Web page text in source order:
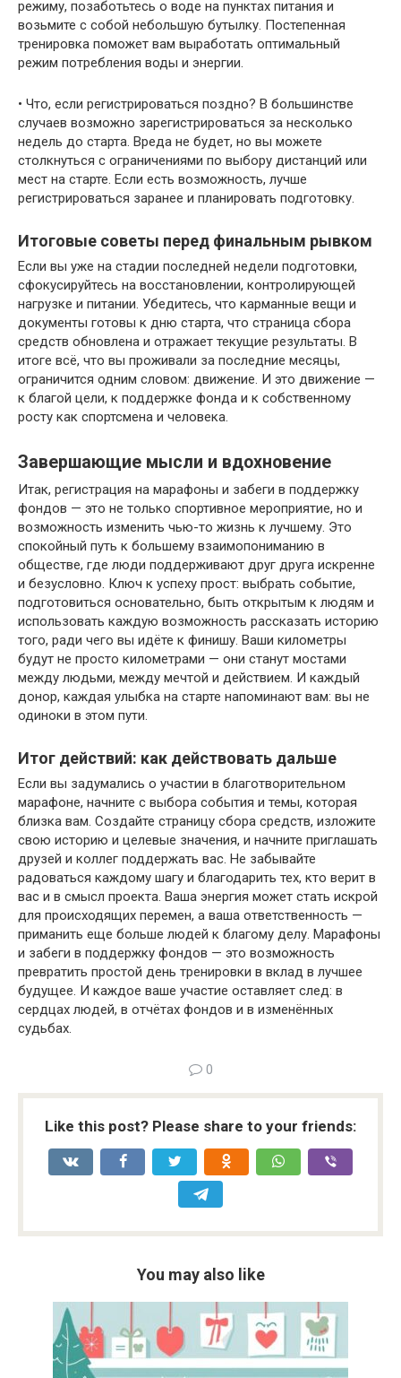
режиму, позаботьтесь о воде на пунктах питания и
возьмите с собой небольшую бутылку. Постепенная
тренировка поможет вам выработать оптимальный
режим потребления воды и энергии.
• Что, если регистрироваться поздно? В большинстве
случаев возможно зарегистрироваться за несколько
недель до старта. Вреда не будет, но вы можете
столкнуться с ограничениями по выбору дистанций или
мест на старте. Если есть возможность, лучше
регистрироваться заранее и планировать подготовку.
Итоговые советы перед финальным рывком
Если вы уже на стадии последней недели подготовки,
сфокусируйтесь на восстановлении, контролирующей
нагрузке и питании. Убедитесь, что карманные вещи и
документы готовы к дню старта, что страница сбора
средств обновлена и отражает текущие результаты. В
итоге всё, что вы проживали за последние месяцы,
ограничится одним словом: движение. И это движение —
к благой цели, к поддержке фонда и к собственному
росту как спортсмена и человека.
Завершающие мысли и вдохновение
Итак, регистрация на марафоны и забеги в поддержку
фондов — это не только спортивное мероприятие, но и
возможность изменить чью-то жизнь к лучшему. Это
спокойный путь к большему взаимопониманию в
обществе, где люди поддерживают друг друга искренне
и безусловно. Ключ к успеху прост: выбрать событие,
подготовиться основательно, быть открытым к людям и
использовать каждую возможность рассказать историю
того, ради чего вы идёте к финишу. Ваши километры
будут не просто километрами — они станут мостами
между людьми, между мечтой и действием. И каждый
донор, каждая улыбка на старте напоминают вам: вы не
одиноки в этом пути.
Итог действий: как действовать дальше
Если вы задумались о участии в благотворительном
марафоне, начните с выбора события и темы, которая
близка вам. Создайте страницу сбора средств, изложите
свою историю и целевые значения, и начните приглашать
друзей и коллег поддержать вас. Не забывайте
радоваться каждому шагу и благодарить тех, кто верит в
вас и в смысл проекта. Ваша энергия может стать искрой
для происходящих перемен, а ваша ответственность —
приманить еще больше людей к благому делу. Марафоны
и забеги в поддержку фондов — это возможность
превратить простой день тренировки в вклад в лучшее
будущее. И каждое ваше участие оставляет след: в
сердцах людей, в отчётах фондов и в изменённых
судьбах.
0
Like this post? Please share to your friends:
You may also like